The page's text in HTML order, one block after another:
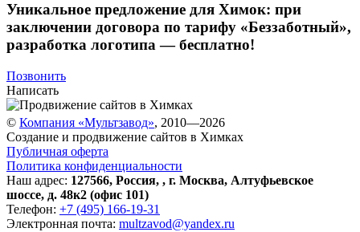
Уникальное предложение для Химок: при
заключении договора по тарифу «Беззаботный»,
разработка логотипа — бесплатно!
Позвонить
Написать
© Компания «Мультзавод», 2010—2026
Создание и продвижение сайтов в Химках
Публичная оферта
Политика конфиденциальности
Наш адрес: 127566, Россия, , г. Москва, Алтуфьевское
шоссе, д. 48к2 (офис 101)
Телефон: +7 (495) 166-19-31
Электронная почта: multzavod@yandex.ru